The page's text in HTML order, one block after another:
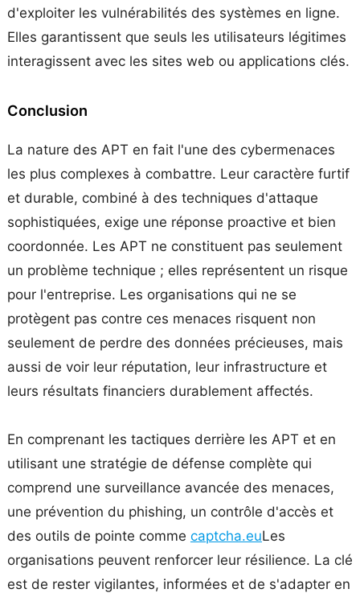
d'exploiter les vulnérabilités des systèmes en ligne.
Elles garantissent que seuls les utilisateurs légitimes
interagissent avec les sites web ou applications clés.
Conclusion
La nature des APT en fait l'une des cybermenaces
les plus complexes à combattre. Leur caractère furtif
et durable, combiné à des techniques d'attaque
sophistiquées, exige une réponse proactive et bien
coordonnée. Les APT ne constituent pas seulement
un problème technique ; elles représentent un risque
pour l'entreprise. Les organisations qui ne se
protègent pas contre ces menaces risquent non
seulement de perdre des données précieuses, mais
aussi de voir leur réputation, leur infrastructure et
leurs résultats financiers durablement affectés.
En comprenant les tactiques derrière les APT et en
utilisant une stratégie de défense complète qui
comprend une surveillance avancée des menaces,
une prévention du phishing, un contrôle d'accès et
des outils de pointe comme captcha.euLes
organisations peuvent renforcer leur résilience. La clé
est de rester vigilantes, informées et de s'adapter en